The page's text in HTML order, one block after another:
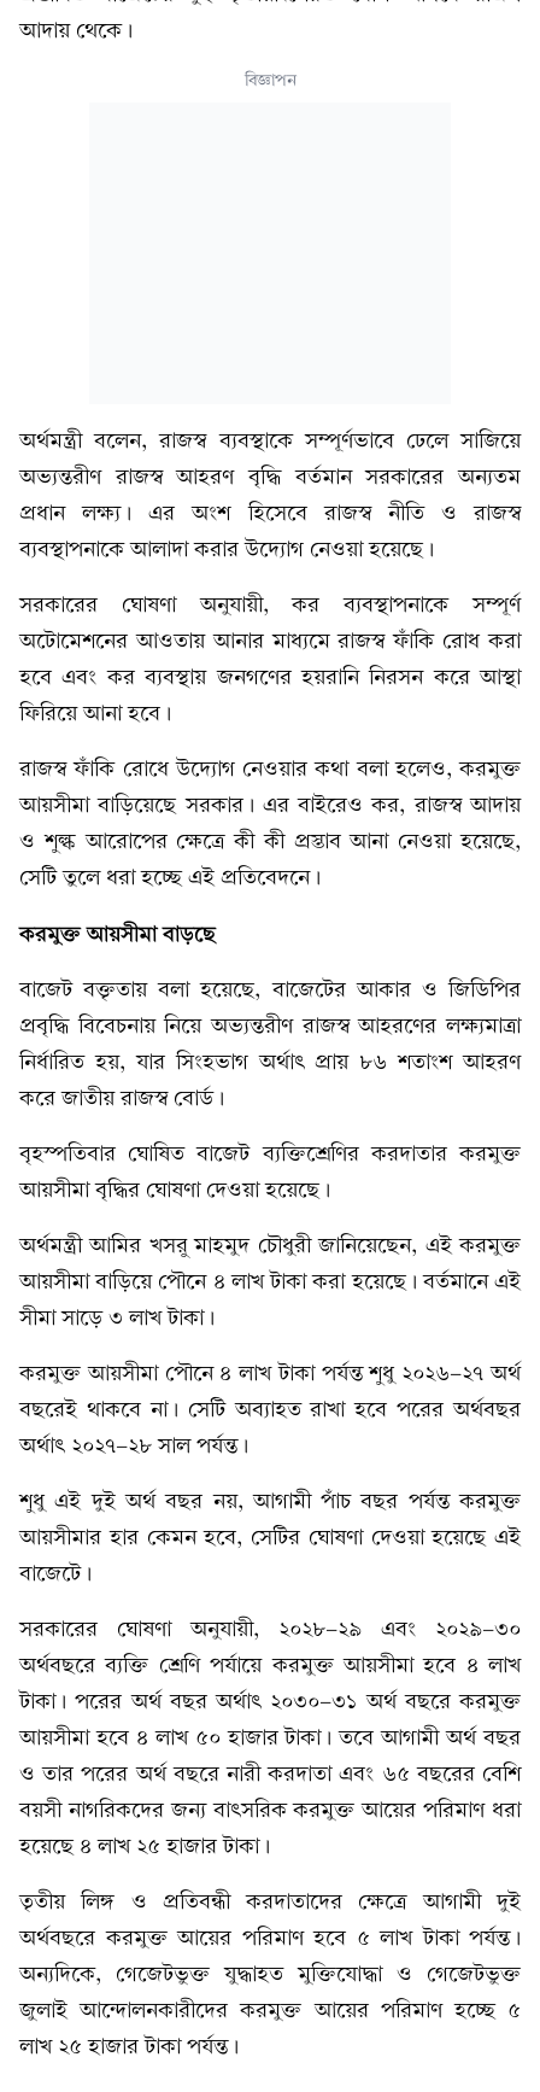
আদায় থেকে।
বিজ্ঞাপন
অর্থমন্ত্রী বলেন, রাজস্ব ব্যবস্থাকে সম্পূর্ণভাবে ঢেলে সাজিয়ে
অভ্যন্তরীণ রাজস্ব আহরণ বৃদ্ধি বর্তমান সরকারের অন্যতম
প্রধান লক্ষ্য। এর অংশ হিসেবে রাজস্ব নীতি ও রাজস্ব
ব্যবস্থাপনাকে আলাদা করার উদ্যোগ নেওয়া হয়েছে।
সরকারের ঘোষণা অনুযায়ী, কর ব্যবস্থাপনাকে সম্পূর্ণ
অটোমেশনের আওতায় আনার মাধ্যমে রাজস্ব ফাঁকি রোধ করা
হবে এবং কর ব্যবস্থায় জনগণের হয়রানি নিরসন করে আস্থা
ফিরিয়ে আনা হবে।
রাজস্ব ফাঁকি রোধে উদ্যোগ নেওয়ার কথা বলা হলেও, করমুক্ত
আয়সীমা বাড়িয়েছে সরকার। এর বাইরেও কর, রাজস্ব আদায়
ও শুল্ক আরোপের ক্ষেত্রে কী কী প্রস্তাব আনা নেওয়া হয়েছে,
সেটি তুলে ধরা হচ্ছে এই প্রতিবেদনে।
করমুক্ত আয়সীমা বাড়ছে
বাজেট বক্তৃতায় বলা হয়েছে, বাজেটের আকার ও জিডিপির
প্রবৃদ্ধি বিবেচনায় নিয়ে অভ্যন্তরীণ রাজস্ব আহরণের লক্ষ্যমাত্রা
নির্ধারিত হয়, যার সিংহভাগ অর্থাৎ প্রায় ৮৬ শতাংশ আহরণ
করে জাতীয় রাজস্ব বোর্ড।
বৃহস্পতিবার ঘোষিত বাজেট ব্যক্তিশ্রেণির করদাতার করমুক্ত
আয়সীমা বৃদ্ধির ঘোষণা দেওয়া হয়েছে।
অর্থমন্ত্রী আমির খসরু মাহমুদ চৌধুরী জানিয়েছেন, এই করমুক্ত
আয়সীমা বাড়িয়ে পৌনে ৪ লাখ টাকা করা হয়েছে। বর্তমানে এই
সীমা সাড়ে ৩ লাখ টাকা।
করমুক্ত আয়সীমা পৌনে ৪ লাখ টাকা পর্যন্ত শুধু ২০২৬-২৭ অর্থ
বছরেই থাকবে না। সেটি অব্যাহত রাখা হবে পরের অর্থবছর
অর্থাৎ ২০২৭-২৮ সাল পর্যন্ত।
শুধু এই দুই অর্থ বছর নয়, আগামী পাঁচ বছর পর্যন্ত করমুক্ত
আয়সীমার হার কেমন হবে, সেটির ঘোষণা দেওয়া হয়েছে এই
বাজেটে।
সরকারের ঘোষণা অনুযায়ী, ২০২৮-২৯ এবং ২০২৯-৩০
অর্থবছরে ব্যক্তি শ্রেণি পর্যায়ে করমুক্ত আয়সীমা হবে ৪ লাখ
টাকা। পরের অর্থ বছর অর্থাৎ ২০৩০-৩১ অর্থ বছরে করমুক্ত
আয়সীমা হবে ৪ লাখ ৫০ হাজার টাকা। তবে আগামী অর্থ বছর
ও তার পরের অর্থ বছরে নারী করদাতা এবং ৬৫ বছরের বেশি
বয়সী নাগরিকদের জন্য বাৎসরিক করমুক্ত আয়ের পরিমাণ ধরা
হয়েছে ৪ লাখ ২৫ হাজার টাকা।
তৃতীয় লিঙ্গ ও প্রতিবন্ধী করদাতাদের ক্ষেত্রে আগামী দুই
অর্থবছরে করমুক্ত আয়ের পরিমাণ হবে ৫ লাখ টাকা পর্যন্ত।
অন্যদিকে, গেজেটভুক্ত যুদ্ধাহত মুক্তিযোদ্ধা ও গেজেটভুক্ত
জুলাই আন্দোলনকারীদের করমুক্ত আয়ের পরিমাণ হচ্ছে ৫
লাখ ২৫ হাজার টাকা পর্যন্ত।